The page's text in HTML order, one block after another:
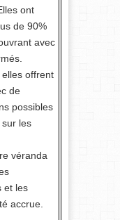
ont
de 90%
avec
offrent
de
possibles
les
véranda
et les
accrue.